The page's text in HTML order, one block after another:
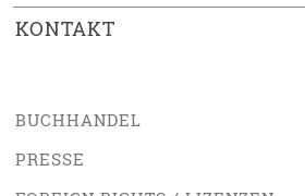
KONTAKT
BUCHHANDEL
PRESSE